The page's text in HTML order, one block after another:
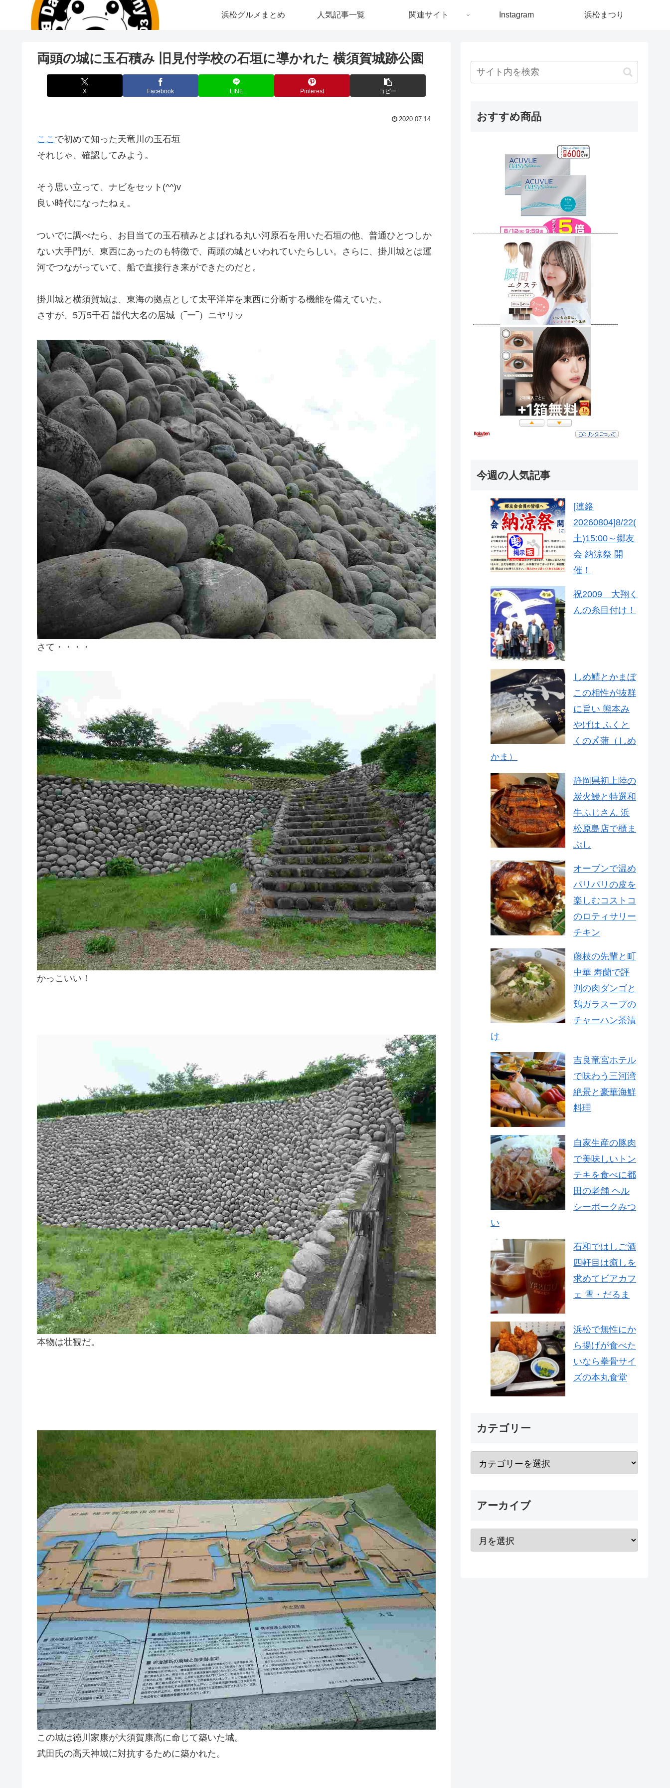
浜松グルメまとめ 人気記事一覧 関連サイト Instagram 浜松まつり
両頭の城に玉石積み 旧見付学校の石垣に導かれた 横須賀城跡公園
X Facebook LINE Pinterest コピー
2020.07.14
ここ で初めて知った天竜川の玉石垣
それじゃ、確認してみよう。
そう思い立って、ナビをセット(^^)v
良い時代になったねぇ。
ついでに調べたら、お目当ての玉石積みとよばれる丸い河原石を用いた石垣の他、普通ひとつしか
ない大手門が、東西にあったのも特徴で、両頭の城といわれていたらしい。さらに、掛川城とは運
河でつながっていて、船で直接行き来ができたのだと。
掛川城と横須賀城は、東海の拠点として太平洋岸を東西に分断する機能を備えていた。
さすが、5万5千石 譜代大名の居城（‾ー‾）ニヤリッ
さて・・・・
かっこいい！
本物は壮観だ。
この城は徳川家康が大須賀康高に命じて築いた城。
武田氏の高天神城に対抗するために築かれた。
おすすめ商品
今週の人気記事
[連絡
20260804]8/22(
土)15:00～郷友
会 納涼祭 開
催！
祝2009 大翔く
んの糸目付け！
しめ鯖とかまぼ
この相性が抜群
に旨い 熊本み
やげは ふくと
くの〆蒲（しめ
かま）
静岡県初上陸の
炭火鰻と特選和
牛ふじさん 浜
松原島店で櫃ま
ぶし
オーブンで温め
パリパリの皮を
楽しむコストコ
のロティサリー
チキン
藤枝の先輩と町
中華 寿蘭で評
判の肉ダンゴと
鶏ガラスープの
チャーハン茶漬
け
吉良竜宮ホテル
で味わう三河湾
絶景と豪華海鮮
料理
自家生産の豚肉
で美味しいトン
テキを食べに都
田の老舗 ヘル
シーポークみつ
い
石和ではしご酒
四軒目は癒しを
求めてビアカフ
ェ 雪・だるま
浜松で無性にか
ら揚げが食べた
いなら拳骨サイ
ズの本丸食堂
カテゴリー
アーカイブ